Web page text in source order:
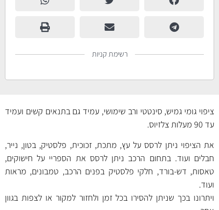
רשימת קניות
ציפוי גומי גמיש, סינטטי ורב שימושי, עמיד גם בתנאים קשים ועמיד
עד 90 מעלות צלזיוס.
את הציפוי ניתן לרסס על עץ, מתכת, זכוכית, פלסטיק, בטון, נייר,
חבלים ועוד. בתחום הרכב ניתן לרסס את הספריי על חישוקים,
טאסות, דש-בורד, חלקי פלסטיק בפנים הרכב, טמבונים, מראות
ועוד.
ויתרונו בכך שניתן להסירו בכל זמן ולחזור למקור או לצפות בגוון